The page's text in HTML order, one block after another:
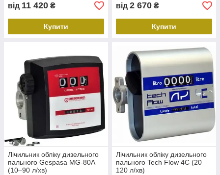
від 11 420 ₴
Купити
від 2 670 ₴
Купити
Лічильник обліку дизельного
пального Gespasa MG-80A
(10–90 л/хв)
Лічильник обліку дизельного
пального Tech Flow 4C (20–
120 л/хв)